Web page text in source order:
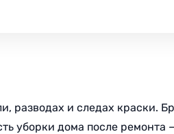
разводах и следах
уборки дома после ремонта